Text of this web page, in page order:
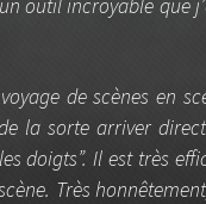
outil incroyable que
de scènes en
la sorte arriver
doigts”. Il est très
Très